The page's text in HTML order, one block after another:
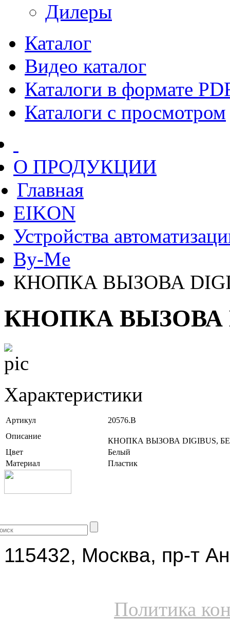
Дилеры
Каталог
Видео каталог
Каталоги в формате
Каталоги с просмотром
О ПРОДУКЦИИ
Главная
EIKON
Устройства
By-Me
КНОПКА ВЫЗОВА
КНОПКА ВЫЗОВА
Характеристики
Артикул
20576.B
Описание
КНОПКА ВЫЗОВА DIGIBUS,
Цвет
Белый
Материал
Пластик
115432, Москва, пр-т
Политика